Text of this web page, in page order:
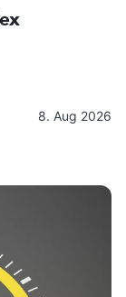
8. Aug 2026